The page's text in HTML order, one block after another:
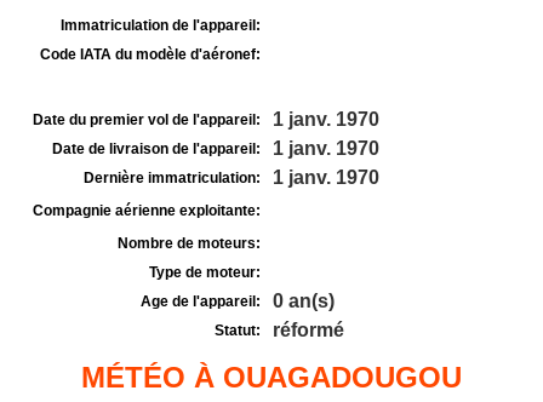
Immatriculation de l'appareil:
Code IATA du modèle d'aéronef:
Date du premier vol de l'appareil: 1 janv. 1970
Date de livraison de l'appareil: 1 janv. 1970
Dernière immatriculation: 1 janv. 1970
Compagnie aérienne exploitante:
Nombre de moteurs:
Type de moteur:
Age de l'appareil:
0 an(s)
Statut: réformé
MÉTÉO À OUAGADOUGOU